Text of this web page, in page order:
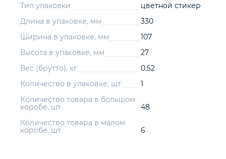
Тип упаковки
цветной стикер
Длина в упаковке, мм
330
Ширина в упаковке, мм
107
Высота в упаковке, мм
27
Вес (брутто), кг
0.52
Количество в упаковке, шт
1
Количество товара в большом
коробе, шт
48
Количество товара в малом
коробе, шт
6